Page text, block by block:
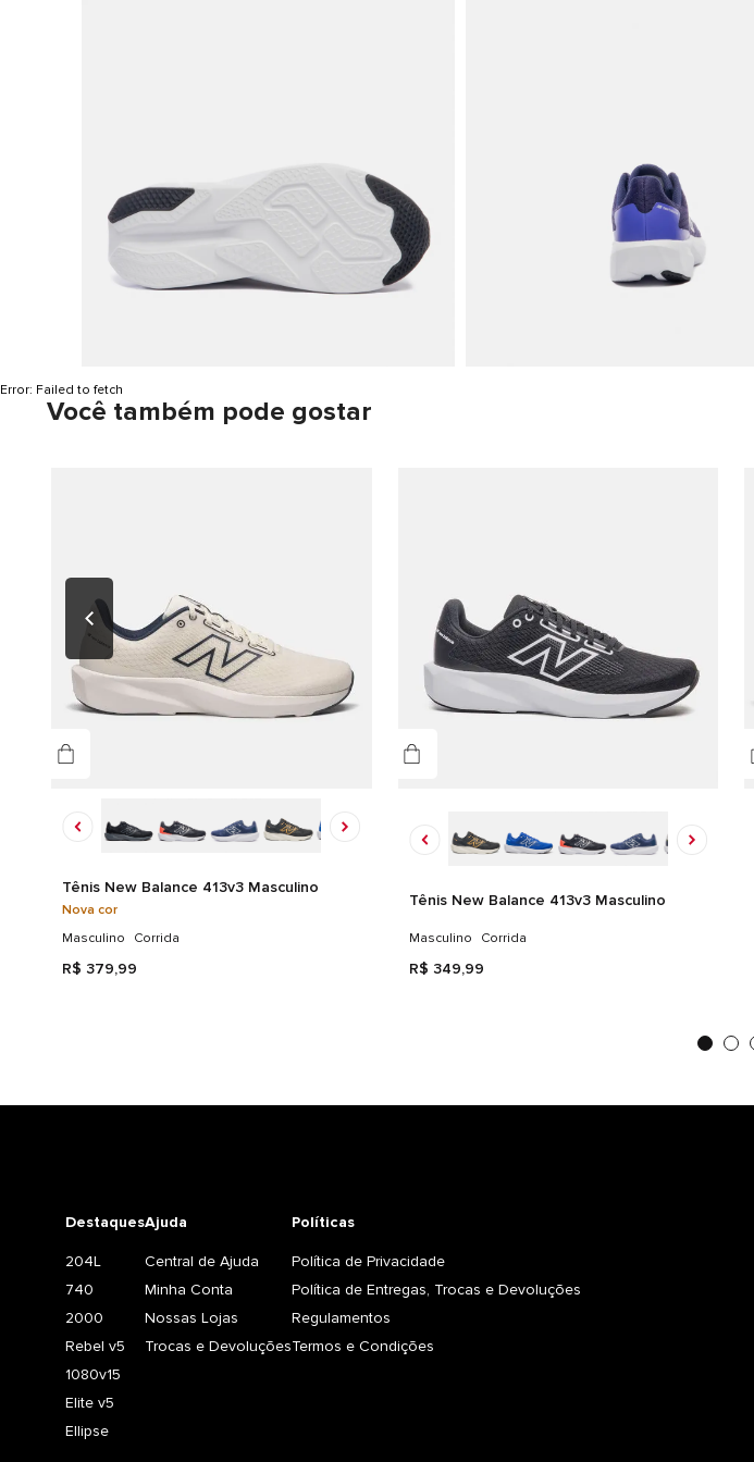
Error: Failed to fetch
Você também pode gostar
Tênis New Balance 413v3 Masculino
Nova cor
Masculino
Corrida
R$ 379,99
Tênis New Balance 413v3 Masculino
Masculino Corrida
R$ 349,99
Destaques
204L
740
2000
Rebel v5
1080v15
Elite v5
Ellipse
Ajuda
Central de Ajuda
Minha Conta
Nossas Lojas
Trocas e Devoluções
Políticas
Política de Privacidade
Política de Entregas, Trocas e Devoluções
Regulamentos
Termos e Condições